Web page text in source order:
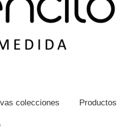
colecciones Productos